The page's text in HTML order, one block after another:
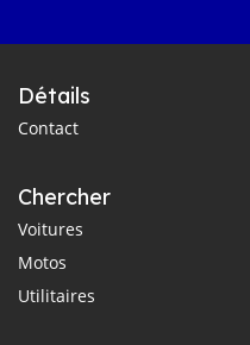
Détails
Contact
Chercher
Voitures
Motos
Utilitaires